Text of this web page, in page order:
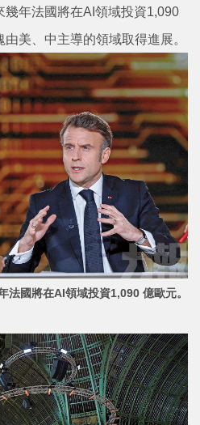
年法國將在AI領域投資1,090
美、中主導的領域取得進展。
法國將在AI領域投資1,090 億歐元。